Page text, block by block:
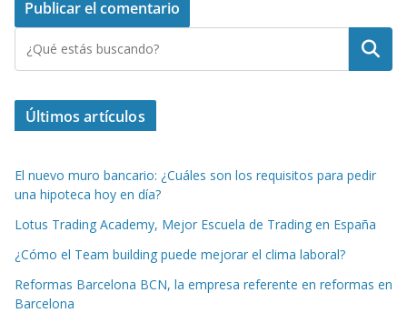
Buscar
Últimos artículos
El nuevo muro bancario: ¿Cuáles son los requisitos para pedir
una hipoteca hoy en día?
Lotus Trading Academy, Mejor Escuela de Trading en España
¿Cómo el Team building puede mejorar el clima laboral?
Reformas Barcelona BCN, la empresa referente en reformas en
Barcelona